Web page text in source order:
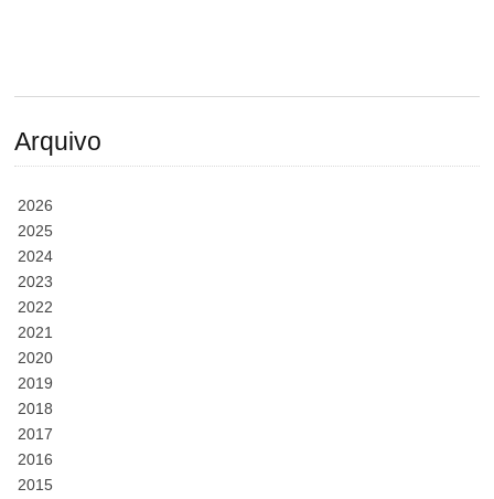
Arquivo
2026
2025
2024
2023
2022
2021
2020
2019
2018
2017
2016
2015